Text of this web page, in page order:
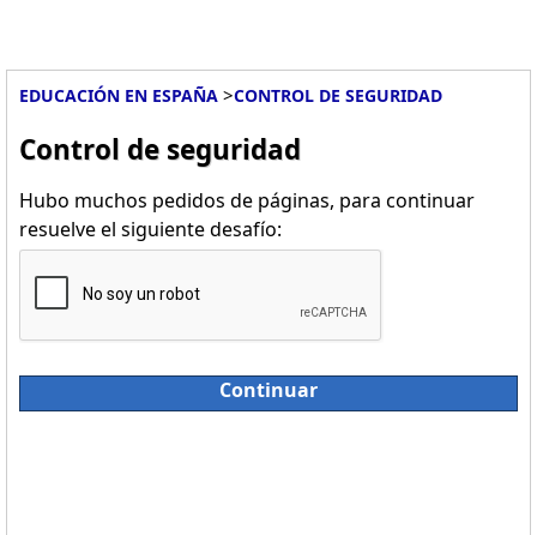
EDUCACIÓN EN ESPAÑA >CONTROL DE SEGURIDAD
Control de seguridad
Hubo muchos pedidos de páginas, para continuar
resuelve el siguiente desafío:
Continuar